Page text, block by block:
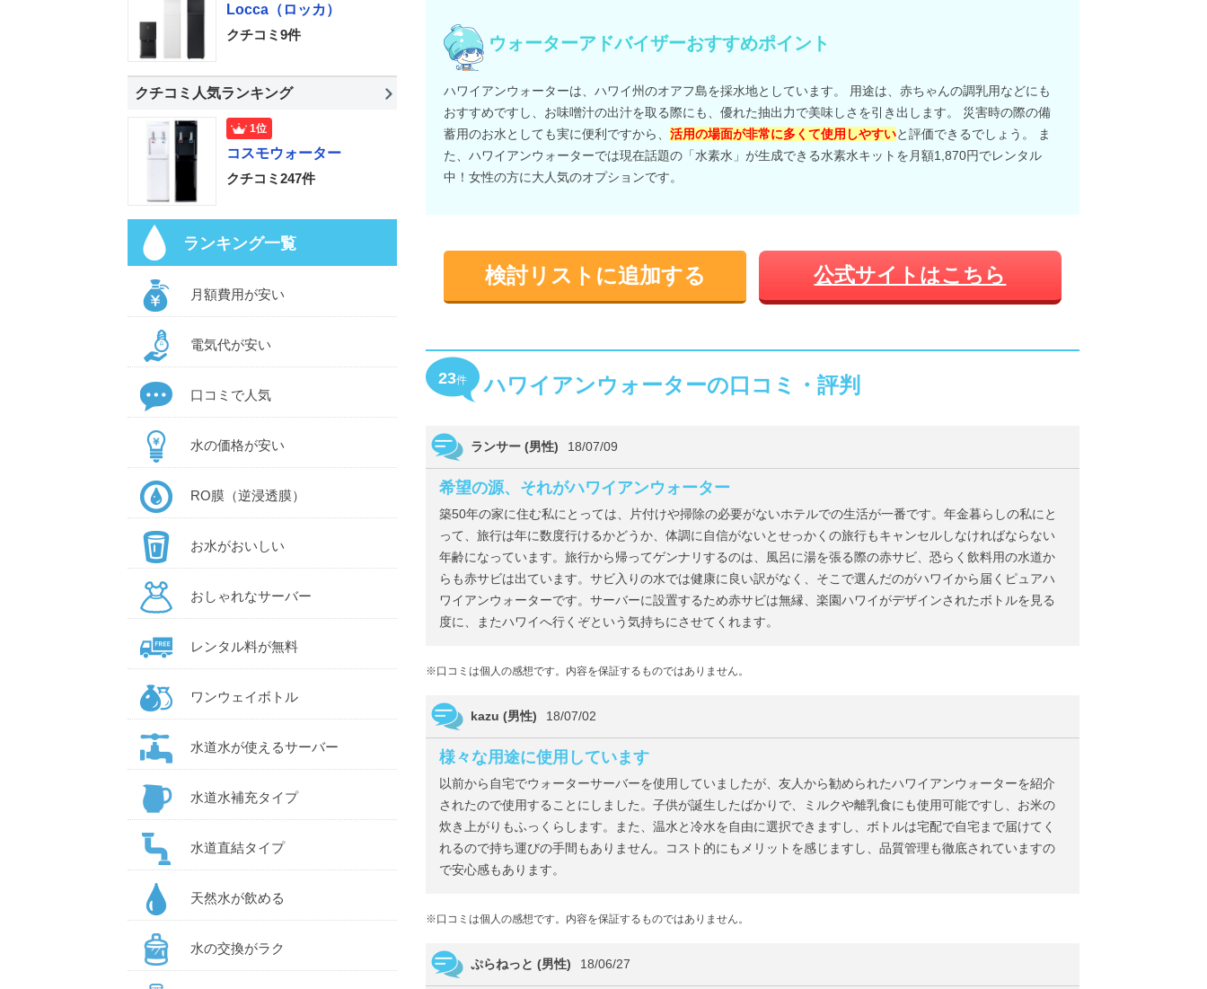
ウォーターアドバイザーおすすめポイント
ハワイアンウォーターは、ハワイ州のオアフ島を採水地としています。 用途は、赤ちゃんの調乳用などにも
おすすめですし、お味噌汁の出汁を取る際にも、優れた抽出力で美味しさを引き出します。 災害時の際の備
蓄用のお水としても実に便利ですから、 活用の場面が非常に多くて使用しやすいと評価できるでしょう。 ま
た、ハワイアンウォーターでは現在話題の「水素水」が生成できる水素水キットを月額1,870円でレンタル
中！女性の方に大人気のオプションです。
検討リストに追加する 公式サイトはこちら
23件 ハワイアンウォーターの口コミ・評判
ランサー (男性) 18/07/09
希望の源、それがハワイアンウォーター
築50年の家に住む私にとっては、片付けや掃除の必要がないホテルでの生活が一番です。年金暮らしの私にと
って、旅行は年に数度行けるかどうか、体調に自信がないとせっかくの旅行もキャンセルしなければならない
年齢になっています。旅行から帰ってゲンナリするのは、風呂に湯を張る際の赤サビ、恐らく飲料用の水道か
らも赤サビは出ています。サビ入りの水では健康に良い訳がなく、そこで選んだのがハワイから届くピュアハ
ワイアンウォーターです。サーバーに設置するため赤サビは無縁、楽園ハワイがデザインされたボトルを見る
度に、またハワイへ行くぞという気持ちにさせてくれます。
※口コミは個人の感想です。内容を保証するものではありません。
kazu (男性) 18/07/02
様々な用途に使用しています
以前から自宅でウォーターサーバーを使用していましたが、友人から勧められたハワイアンウォーターを紹介
されたので使用することにしました。子供が誕生したばかりで、ミルクや離乳食にも使用可能ですし、お米の
炊き上がりもふっくらします。また、温水と冷水を自由に選択できますし、ボトルは宅配で自宅まで届けてく
れるので持ち運びの手間もありません。コスト的にもメリットを感じますし、品質管理も徹底されていますの
で安心感もあります。
※口コミは個人の感想です。内容を保証するものではありません。
ぷらねっと (男性) 18/06/27
Locca（ロッカ）
クチコミ9件
クチコミ人気ランキング
1位
コスモウォーター
クチコミ247件
ランキング一覧
月額費用が安い
電気代が安い
口コミで人気
水の価格が安い
RO膜（逆浸透膜）
お水がおいしい
おしゃれなサーバー
レンタル料が無料
ワンウェイボトル
水道水が使えるサーバー
水道水補充タイプ
水道直結タイプ
天然水が飲める
水の交換がラク